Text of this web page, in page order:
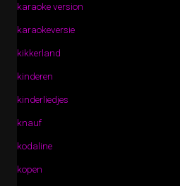
karaoke version
karaokeversie
kikkerland
kinderen
kinderliedjes
knauf
kodaline
kopen